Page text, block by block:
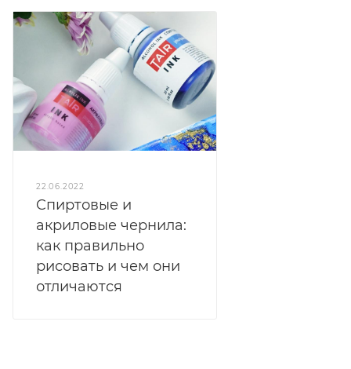
22.06.2022
Cпиртовые и
акриловые чернила:
как правильно
рисовать и чем они
отличаются